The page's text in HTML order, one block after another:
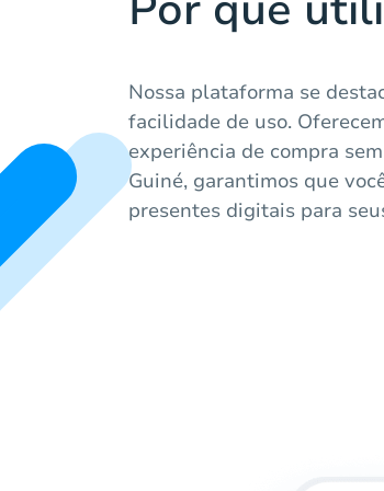
Nossa plataforma se
facilidade de uso.
experiência de compra
Guiné, garantimos que
presentes digitais para